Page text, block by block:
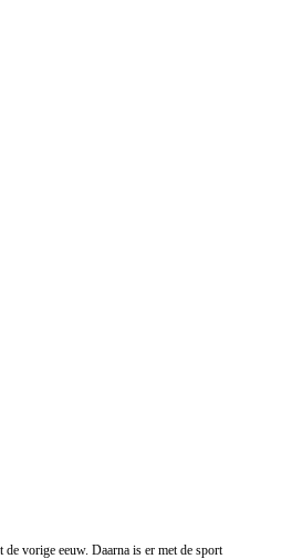
vorige eeuw. Daarna is er met de sport